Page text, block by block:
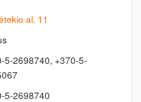
al. 11
5-2698740, +370-5-
5-2698740